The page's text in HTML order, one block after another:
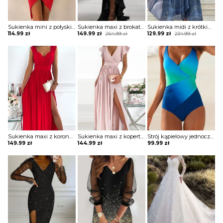
Sukienka mini z połyskiem asymetryczna
114.99 zł
Sukienka maxi z brokatową górą i falbaną
264.99zł
Original
264.99 zł.
149.99 zł
Current
149.99 zł.
Sukienka midi z krótkim rękawem ze zwiewnego materiału
234.99zł
Original
was:
234.99 zł.
129.99 zł
Current
129.99 zł.
Sukienka maxi z koronkowymi ramiączkami
149.99 zł
Sukienka maxi z kopertową górą z falbankami
144.99 zł
Strój kąpielowy jednoczęściowy z drapowaniem
99.99 zł